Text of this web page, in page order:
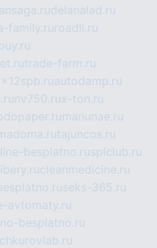
delanalad.ru
family.ru roadli.ru
trade-farm.ru
autodamp.ru
nv750.rux-ton.ru
manunae.ru
madoma.rutajuncos.ru
besplatno.rusplclub.ru
ribery.rucleanmedicine.ru
seks-365.ru
avtomaty.ru
besplatno.ru